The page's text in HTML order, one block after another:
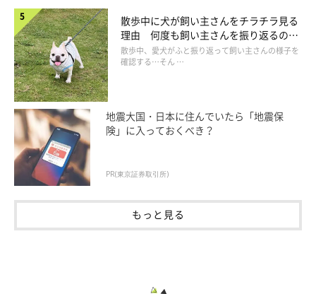
ビビりで慎重派タイプとの絆の深め方
散歩中に犬が飼い主さんをチラチラ見る
理由 何度も飼い主さんを振り返るのは
なぜ？
散歩中、愛犬がふと振り返って飼い主さんの様子を
確認する…そん …
地震大国・日本に住んでいたら「地震保
険」に入っておくべき？
PR(東京証券取引所)
もっと見る